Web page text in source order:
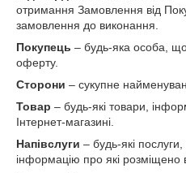
отримання Замовлення від
замовлення до виконання.
Покупець – будь-яка особа,
оферту.
Сторони – сукупне
Товар – будь-які товари,
Інтернет-магазині.
Напівслуги – будь-які
інформацію про які розміщено